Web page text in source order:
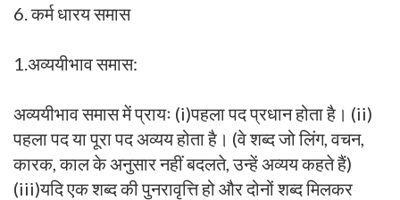
6. कर्म धारय समास
1.अव्ययीभाव समास:
अव्ययीभाव समास में प्रायः (i)पहला पद प्रधान होता है। (ii)
पहला पद या पूरा पद अव्यय होता है। (वे शब्द जो लिंग, वचन,
कारक, काल के अनुसार नहीं बदलते, उन्हें अव्यय कहते हैं)
(iii)यदि एक शब्द की पुनरावृत्ति हो और दोनों शब्द मिलकर